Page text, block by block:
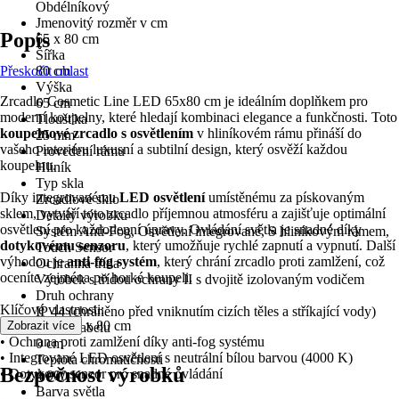
Obdélníkový
Jmenovitý rozměr v cm
65 x 80 cm
Šířka
80 cm
Výška
65 cm
Tloušťka
25 mm
Provedení rámu
Hliník
Typ skla
Zrcadlové sklo
Detaily výrobku
Systém Anti-Fog, Osvětlení integrované, S hliníkovým rámem,
Touch Sensor
Ochranná třída
Výrobek s třídou ochrany II s dvojitě izolovaným vodičem
Druh ochrany
IP 44 (chráněno před vniknutím cizích těles a stříkající vody)
Délka kabelu
0 cm
Teplota chromatičnosti
4 000 K
Barva světla
Popis
Přeskočit oblast
Zrcadlo Cosmetic Line LED 65x80 cm je ideálním doplňkem pro
moderní koupelny, které hledají kombinaci elegance a funkčnosti. Toto
koupelnové zrcadlo s osvětlením v hliníkovém rámu přináší do
vašeho interiéru luxusní a subtilní design, který osvěží každou
koupelnu.
Díky integrovanémuLED osvětleníumístěnému za pískovaným
sklem, vytváří toto zrcadlo příjemnou atmosféru a zajišťuje optimální
osvětlení pro každodenní úpravy. Ovládání světla je snadné díky
dotykovému senzoru, který umožňuje rychlé zapnutí a vypnutí. Další
výhodou jeanti-fog systém, který chrání zrcadlo proti zamlžení, což
oceníte zejména po horké koupeli.
Klíčové vlastnosti:
• Rozměry: 65 x 80 cm
• Ochrana proti zamlžení díky anti-fog systému
• Integrované LED osvětlení s neutrální bílou barvou (4000 K)
• Dotykový senzor pro snadné ovládání
Zobrazit více
Bezpečnost výrobků